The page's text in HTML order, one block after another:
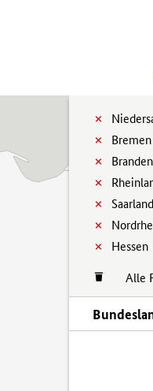
Bremen
Saarland
Hessen
Alle